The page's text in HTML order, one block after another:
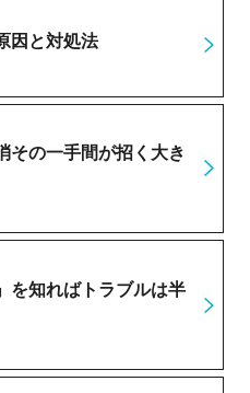
因と対処法
その一手間が招く大き
を知ればトラブルは半